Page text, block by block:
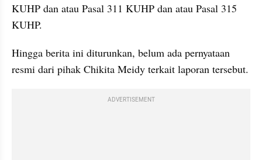
KUHP dan atau Pasal 311 KUHP dan atau Pasal 315
KUHP.
Hingga berita ini diturunkan, belum ada pernyataan
resmi dari pihak Chikita Meidy terkait laporan tersebut.
ADVERTISEMENT